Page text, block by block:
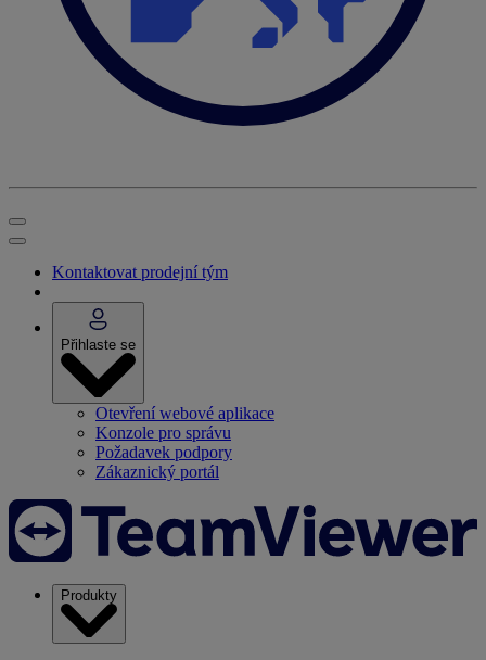
Kontaktovat prodejní tým
Přihlaste se
Otevření webové aplikace
Konzole pro správu
Požadavek podpory
Zákaznický portál
Produkty